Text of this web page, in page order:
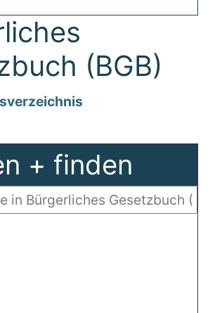
(BGB)
+ finden